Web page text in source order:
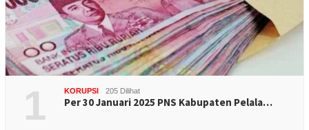
1 KORUPSI 205 Dilihat
Per 30 Januari 2025 PNS Kabupaten Pelala…